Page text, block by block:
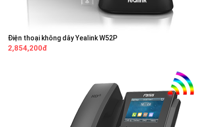
Điện thoại không dây Yealink W52P
2,854,200đ